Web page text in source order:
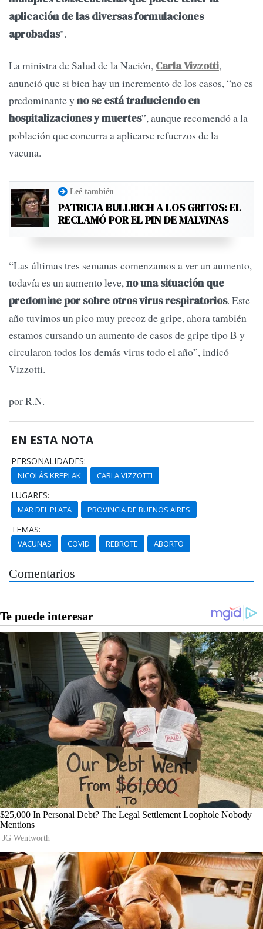
aplicación de las diversas formulaciones
aprobadas".
La ministra de Salud de la Nación, Carla Vizzotti,
anunció que si bien hay un incremento de los casos, “no es
predominante y no se está traduciendo en
hospitalizaciones y muertes”, aunque recomendó a la
población que concurra a aplicarse refuerzos de la
vacuna.
Leé también
PATRICIA BULLRICH A LOS GRITOS: EL
RECLAMÓ POR EL PIN DE MALVINAS
“Las últimas tres semanas comenzamos a ver un aumento,
todavía es un aumento leve,no una situación que
predomine por sobre otros virus respiratorios. Este
año tuvimos un pico muy precoz de gripe, ahora también
estamos cursando un aumento de casos de gripe tipo B y
circularon todos los demás virus todo el año”, indicó
Vizzotti.
por R.N.
EN ESTA NOTA
PERSONALIDADES:
NICOLÁS KREPLAK CARLA VIZZOTTI
LUGARES:
MAR DEL PLATA PROVINCIA DE BUENOS AIRES
TEMAS:
VACUNAS COVID REBROTE ABORTO
Comentarios